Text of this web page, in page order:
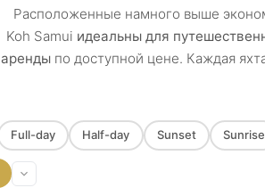
Расположенные намного выше
Koh Samui идеальны для
аренды по доступной цене. Каждая
Full-day Half-day Sunset Sunrise